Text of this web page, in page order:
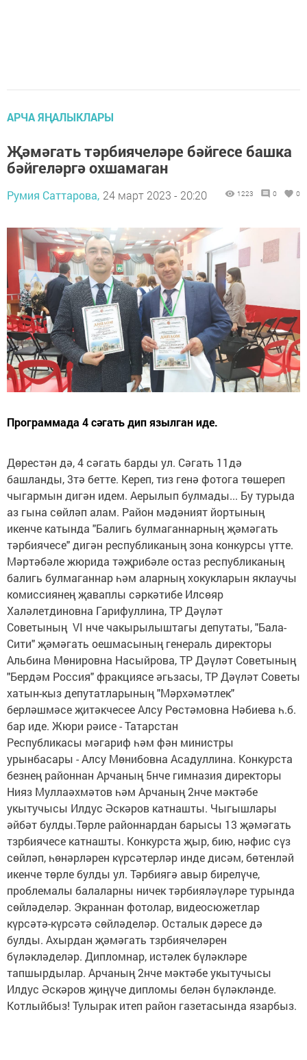
АРЧА ЯҢАЛЫКЛАРЫ
Җәмәгать тәрбиячеләре бәйгесе башка
бәйгеләргә охшамаган
Румия Саттарова, 24 март 2023 - 20:20 1223 0 0
Программада 4 сәгать дип язылган иде.
Дөрестән дә, 4 сәгать барды ул. Сәгать 11дә
башланды, 3тә бетте. Кереп, тиз генә фотога төшереп
чыгармын дигән идем. Аерылып булмады... Бу турыда
аз гына сөйләп алам. Район мәдәният йортының
икенче катында "Балигь булмаганнарның җәмәгать
тәрбиячесе" дигән республиканың зона конкурсы үтте.
Мәртәбәле жюрида тәҗрибәле остаз республиканың
балигь булмаганнар һәм аларның хокукларын яклаучы
комиссиянең җаваплы сәркәтибе Илсөяр
Халәлетдиновна Гарифуллина, ТР Дәүләт
Советының VI нче чакырылыштагы депутаты, "Бала-
Сити" җәмәгать оешмасының генераль директоры
Альбина Мөнировна Насыйрова, ТР Дәүләт Советының
"Бердәм Россия" фракциясе әгьзасы, ТР Дәүләт Советы
хатын-кыз депутатларының "Мәрхәмәтлек"
берләшмәсе җитәкчесее Алсу Рөстәмовна Нәбиева һ.б.
бар иде. Жюри рәисе - Татарстан
Республикасы мәгариф һәм фән министры
урынбасары - Алсу Мөнибовна Асадуллина. Конкурста
безнең районнан Арчаның 5нче гимназия директоры
Нияз Муллаәхмәтов һәм Арчаның 2нче мәктәбе
укытучысы Илдус Әскәров катнашты. Чыгышлары
әйбәт булды.Төрле районнардан барысы 13 җәмәгать
тзрбиячесе катнашты. Конкурста җыр, бию, нәфис сүз
сөйләп, һөнәрләрен күрсәтерләр инде дисәм, бөтенләй
икенче төрле булды ул. Тәрбиягә авыр бирелүче,
проблемалы балаларны ничек тәрбияләүләре турында
сөйләделәр. Экраннан фотолар, видеосюжетлар
күрсәтә-күрсәтә сөйләделәр. Осталык дәресе дә
булды. Ахырдан җәмәгать тзрбиячеләрен
бүләкләделәр. Дипломнар, истәлек бүләкләре
тапшырдылар. Арчаның 2нче мәктәбе укытучысы
Илдус Әскәров җиңүче дипломы белән бүләкләнде.
Котлыйбыз! Тулырак итеп район газетасында язарбыз.